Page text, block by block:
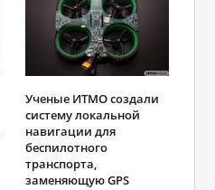
Ученые ИТМО создали
систему локальной
навигации для
беспилотного
транспорта,
заменяющую GPS